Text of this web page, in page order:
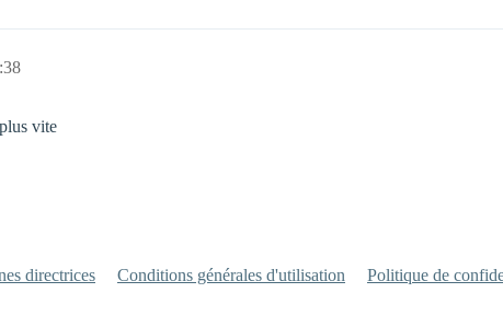
vite
directrices Conditions générales d'utilisation Politique de